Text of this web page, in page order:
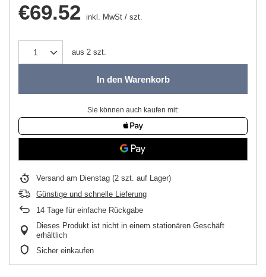
€69.52 inkl. MwSt / szt.
aus 2 szt.
In den Warenkorb
Sie können auch kaufen mit:
Versand am Dienstag (2 szt. auf Lager)
Günstige und schnelle Lieferung
14 Tage für einfache Rückgabe
Dieses Produkt ist nicht in einem stationären Geschäft
erhältlich
Sicher einkaufen